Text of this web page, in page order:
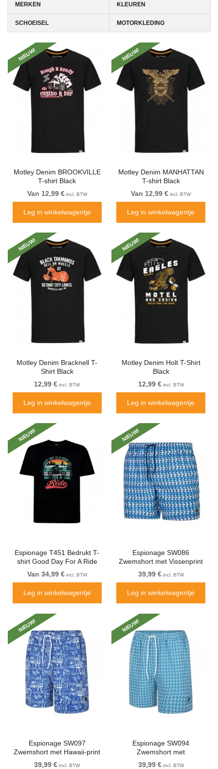
MERKEN KLEUREN
SCHOEISEL MOTORKLEDING
Motley Denim BROOKVILLE
T-shirt Black
NIEUW!
Van 12,99 €incl. BTW
Leg in winkelwagentje
Motley Denim MANHATTAN
T-shirt Black
NIEUW!
Van 12,99 € incl. BTW
Leg in winkelwagentje
Motley Denim Bracknell T-
Shirt Black
NIEUW!
12,99 € incl. BTW
Leg in winkelwagentje
Motley Denim Holt T-Shirt
Black
NIEUW!
12,99 €incl. BTW
Leg in winkelwagentje
Espionage T451 Bedrukt T-
shirt Good Day For A Ride
Zwart
NIEUW!
Van 34,99 €incl. BTW
Leg in winkelwagentje
Espionage SW086
Zwemshort met Vissenprint
Blauw
NIEUW!
39,99 €incl. BTW
Leg in winkelwagentje
Espionage SW097
Zwemshort met Hawaii-print
Koningsblauw/Wit
NIEUW!
39,99 € incl. BTW
Espionage SW094
Zwemshort met
Geometrische Print Blauw
NIEUW!
39,99 €incl. BTW